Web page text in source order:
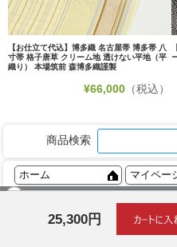
【お仕立て代込】博多織 名古屋帯 博多帯 八
寸帯 格子唐草 クリーム地 透けない平地（平
織り） 本場筑前 森博多織謹製
¥66,000 （税込）
商品検索
ホーム マイペー
25,300円